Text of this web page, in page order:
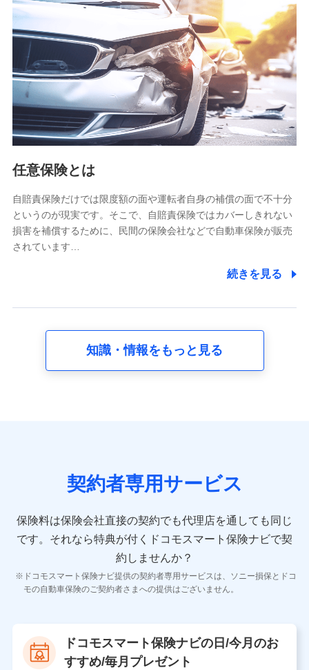
【共同して利用される利用データの項目】
当社又は株式会社NTTドコモがサービス提供等を通じて取得
した、以下の情報などの個人データ
基本情報
氏名、電話番号、メールアドレス、お客さまの識別子、
属性、連絡先、dポイントサービスのご利用に関する情
報。例として、dポイントカード番号、性別、年齢、家族
構成、住所、dポイント残高、dポイント利用履歴などが
含まれます。
当社又は株式会社NTTドコモが提供する各種サービスな
又は株式会社NTTドコモが提供する各種サービスのご契
約状態・ご利用履歴インターネット利用時の行動に関す
る情報、アプリケーション利用時の行動に関する情報、
購入されたサービスや商品の名称・購入場所・決済に関
する情報、アンケートの回答に関する情報などが含まれ
の内容、保険料、保険料のお支払方法、車のメーカーや
走行距離などの情報、建物の構造や築年数などの情報、
険契約に関する情報。例として、保険契約者及び被保険
者の氏名、住所、生年月日、性別、保険契約者と被保険
報、建物の構造や築年数などの情報、ペットの種類や年
齢などの情報などが含まれます。
【共同して利用する者の範囲】
当社
当社又は株式会社NTTドコモが提供する保険関連サービ
スにおけるユーザ登録受付および管理のため
任意保険とは
自賠責保険だけでは限度額の面や運転者自身の補償の面で不十分
というのが現実です。そこで、自賠責保険ではカバーしきれない
損害を補償するために、民間の保険会社などで自動車保険が販売
されています…
続きを見る
知識・情報をもっと見る
契約者専用サービス
保険料は保険会社直接の契約でも代理店を通しても同じ
です。 それなら特典が付くドコモスマート保険ナビで契
約しませんか？
ドコモスマート保険ナビ提供の契約者専用サービスは、ソニー損保とドコ
モの自動車保険のご契約者さまへの提供はございません。
ドコモスマート保険ナビの日/今月のお
すすめ/毎月プレゼント